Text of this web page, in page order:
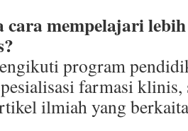
cara mempelajari
program
farmasi klinis,
ilmiah yang